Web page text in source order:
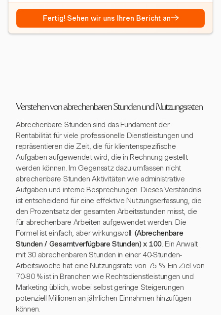
Fertig! Sehen wir uns Ihren Bericht an→
Verstehen von abrechenbaren Stunden und Nutzungsraten
Abrechenbare Stunden sind das Fundament der
Rentabilität für viele professionelle Dienstleistungen und
repräsentieren die Zeit, die für klientenspezifische
Aufgaben aufgewendet wird, die in Rechnung gestellt
werden können. Im Gegensatz dazu umfassen nicht
abrechenbare Stunden Aktivitäten wie administrative
Aufgaben und interne Besprechungen. Dieses Verständnis
ist entscheidend für eine effektive Nutzungserfassung, die
den Prozentsatz der gesamten Arbeitsstunden misst, die
für abrechenbare Arbeiten aufgewendet werden. Die
Formel ist einfach, aber wirkungsvoll: (Abrechenbare
Stunden / Gesamtverfügbare Stunden) x 100. Ein Anwalt
mit 30 abrechenbaren Stunden in einer 40-Stunden-
Arbeitswoche hat eine Nutzungsrate von 75 %. Ein Ziel von
70-80 % ist in Branchen wie Rechtsdienstleistungen und
Marketing üblich, wobei selbst geringe Steigerungen
potenziell Millionen an jährlichen Einnahmen hinzufügen
können.